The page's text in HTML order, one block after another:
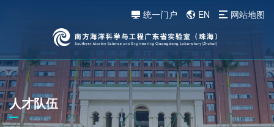
统一门户 EN 网站地图
人才队伍